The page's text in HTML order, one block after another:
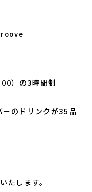
）の3時間制
ーのドリンクが35品
たします。